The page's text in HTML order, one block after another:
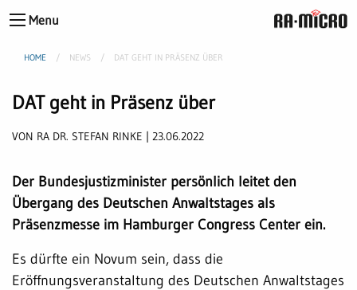
Menu
HOME NEWS DAT GEHT IN PRÄSENZ ÜBER
DAT geht in Präsenz über
VON RA DR. STEFAN RINKE | 23.06.2022
Der Bundesjustizminister persönlich leitet den
Übergang des Deutschen Anwaltstages als
Präsenzmesse im Hamburger Congress Center ein.
Es dürfte ein Novum sein, dass die
Eröffnungsveranstaltung des Deutschen Anwaltstages